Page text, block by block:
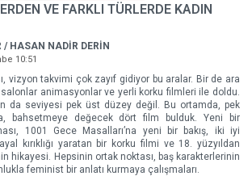
VE FARKLI TÜRLERDE KADIN
/ HASAN NADİR DERİN
10:51
vizyon takvimi çok zayıf gidiyor bu aralar. Bir de ara
animasyonlar ve yerli korku filmleri ile doldu.
da seviyesi pek üst düzey değil. Bu ortamda, pek
bahsetmeye değecek dört film bulduk. Yeni bir
1001 Gece Masalları’na yeni bir bakış, iki iyi
kırıklığı yaratan bir korku filmi ve 18. yüzyıldan
hikayesi. Hepsinin ortak noktası, baş karakterlerinin
feminist bir anlatı kurmaya çalışmaları.